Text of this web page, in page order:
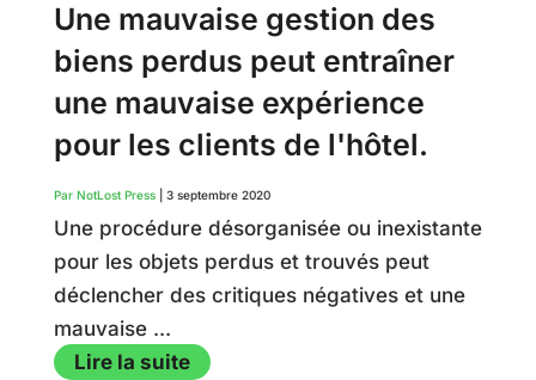
Une mauvaise gestion des
biens perdus peut entraîner
une mauvaise expérience
pour les clients de l'hôtel.
Par NotLost Press| 3 septembre 2020
Une procédure désorganisée ou inexistante
pour les objets perdus et trouvés peut
déclencher des critiques négatives et une
mauvaise ...
Lire la suite